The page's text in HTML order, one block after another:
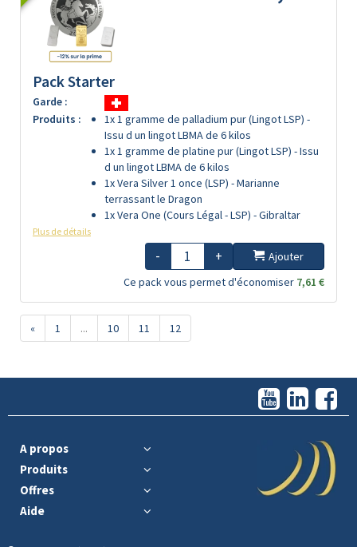
Pack Starter
Garde :
Produits :
1x 1 gramme de palladium pur (Lingot LSP) -
Issu d un lingot LBMA de 6 kilos
1x 1 gramme de platine pur (Lingot LSP) - Issu
d un lingot LBMA de 6 kilos
1x Vera Silver 1 once (LSP) - Marianne
terrassant le Dragon
1x Vera One (Cours Légal - LSP) - Gibraltar
Plus de détails
- +
Ajouter
Ce pack vous permet d'économiser 7,61 €
« 1 ... 10 11 12
A propos
Produits
Offres
Aide